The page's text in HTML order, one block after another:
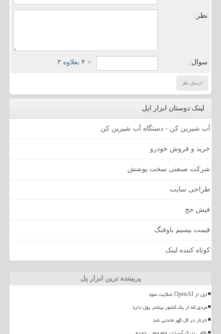
نظر:
سوال: = ۴ بعلاوه ۳
لینک دوستان ابزار اپل
آب شیرین کن - دستگاه آب شیرین کن
خرید و فروش خودرو
شرکت صنعتی سخت پوشش
طراحی سایت
فیش حج
قیمت بیسیم باوفنگ
کوتاه کننده لینک
پربیننده ترین ابزار پل
اپل از OpenAI شکایت نمود
مردی که از یک کشور بیشتر پول دارد
تارتار در گل گهر ماندنی شد